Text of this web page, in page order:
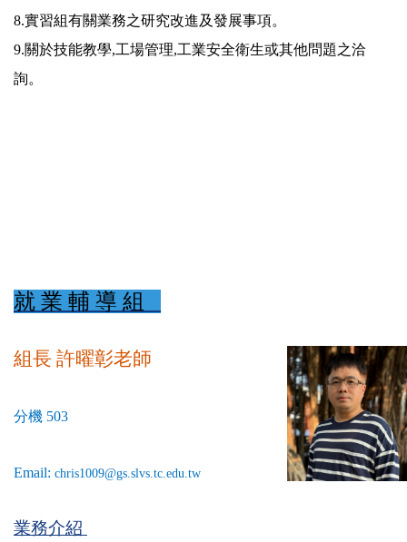
8.實習組有關業務之研究改進及發展事項。
9.關於技能教學,工場管理,工業安全衛生或其他問題之洽
詢。
就 業 輔 導 組
組長 許曜彰老師
分機 503
Email: chris1009@gs.slvs.tc.edu.tw
業務介紹